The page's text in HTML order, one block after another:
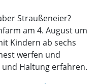
Straußeneier?
am 4. August um
Kindern ab sechs
werfen und
Haltung erfahren.